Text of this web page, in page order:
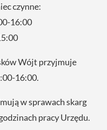
czynne:
16:00
Wójt przyjmuje
16:00.
w sprawach skarg
pracy Urzędu.